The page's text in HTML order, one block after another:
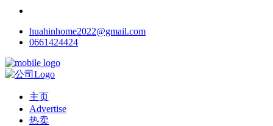
huahinhome2022@gmail.com
0661424424
主页
Advertise
热卖